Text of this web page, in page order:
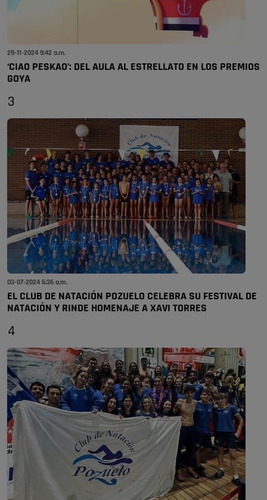
29-11-2024 9:42 a.m.
‘CIAO PESKAO’: DEL AULA AL ESTRELLATO EN LOS PREMIOS
GOYA
3
03-07-2024 6:36 a.m.
EL CLUB DE NATACIÓN POZUELO CELEBRA SU FESTIVAL DE
NATACIÓN Y RINDE HOMENAJE A XAVI TORRES
4